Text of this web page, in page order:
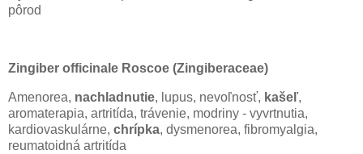
pôrod
Zingiber officinale Roscoe (Zingiberaceae)
Amenorea, nachladnutie, lupus, nevoľnosť, kašeľ,
aromaterapia, artritída, trávenie, modriny - vyvrtnutia,
kardiovaskulárne, chrípka, dysmenorea, fibromyalgia,
reumatoidná artritída